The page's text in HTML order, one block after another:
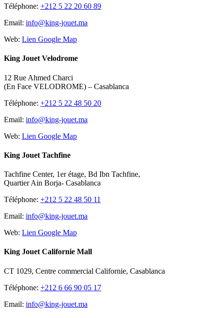
Téléphone: +212 5 22 20 60 89
Email: info@king-jouet.ma
Web: Lien Google Map
King Jouet Velodrome
12 Rue Ahmed Charci
(En Face VELODROME) – Casablanca
Téléphone: +212 5 22 48 50 20
Email: info@king-jouet.ma
Web: Lien Google Map
King Jouet Tachfine
Tachfine Center, 1er étage, Bd Ibn Tachfine,
Quartier Ain Borja- Casablanca
Téléphone: +212 5 22 48 50 11
Email: info@king-jouet.ma
Web: Lien Google Map
King Jouet Californie Mall
CT 1029, Centre commercial Californie, Casablanca
Téléphone: +212 6 66 90 05 17
Email: info@king-jouet.ma